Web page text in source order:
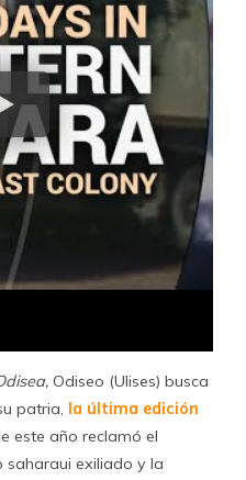
Odiseo (Ulises) busca
patria, la última edición
este año reclamó el
saharaui exiliado y la